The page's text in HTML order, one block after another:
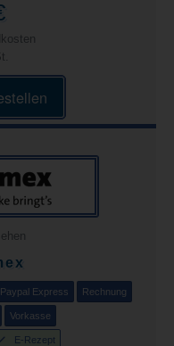
Paypal Express Rechnung
Vorkasse
E-Rezept